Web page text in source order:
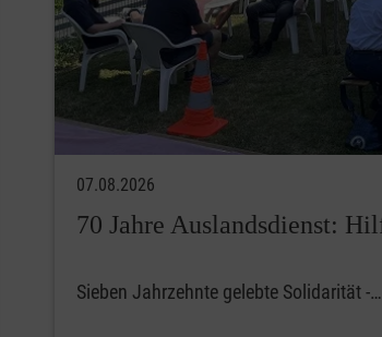
07.08.2026
70 Jahre Auslandsdienst:
Sieben Jahrzehnte gelebte Solidarität -…